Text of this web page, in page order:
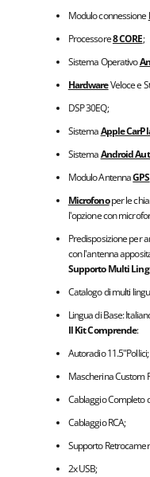
Modulo connessione
Processore8 CORE;
Sistema Operativo
HardwareVeloce e
DSP 30EQ;
SistemaApple
SistemaAndroid
Modulo AntennaGPS
Microfonoper le
l'opzione con
Predisposizione per
con l'antenna
Supporto Multi
Catalogo di multi
Lingua di Base:
Il Kit Comprende:
Autoradio 11.5"Pollici;
Mascherina Custom
Cablaggio Completo
Cablaggio RCA;
Supporto
2x USB;